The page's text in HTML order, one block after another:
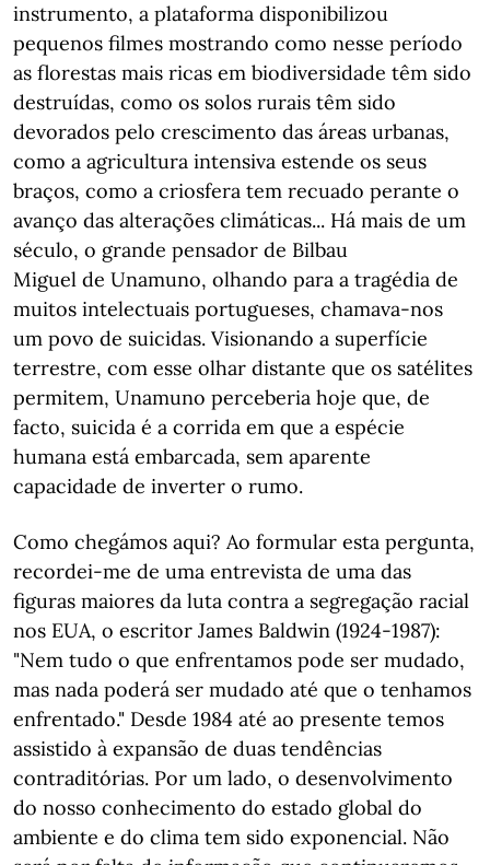
instrumento, a plataforma disponibilizou
pequenos filmes mostrando como nesse período
as florestas mais ricas em biodiversidade têm sido
destruídas, como os solos rurais têm sido
devorados pelo crescimento das áreas urbanas,
como a agricultura intensiva estende os seus
braços, como a criosfera tem recuado perante o
avanço das alterações climáticas... Há mais de um
século, o grande pensador de Bilbau
Miguel de Unamuno, olhando para a tragédia de
muitos intelectuais portugueses, chamava-nos
um povo de suicidas. Visionando a superfície
terrestre, com esse olhar distante que os satélites
permitem, Unamuno perceberia hoje que, de
facto, suicida é a corrida em que a espécie
humana está embarcada, sem aparente
capacidade de inverter o rumo.
Como chegámos aqui? Ao formular esta pergunta,
recordei-me de uma entrevista de uma das
figuras maiores da luta contra a segregação racial
nos EUA, o escritor James Baldwin (1924-1987):
"Nem tudo o que enfrentamos pode ser mudado,
mas nada poderá ser mudado até que o tenhamos
enfrentado." Desde 1984 até ao presente temos
assistido à expansão de duas tendências
contraditórias. Por um lado, o desenvolvimento
do nosso conhecimento do estado global do
ambiente e do clima tem sido exponencial. Não